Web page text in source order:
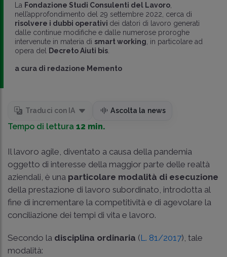
La Fondazione Studi Consulenti del Lavoro,
nell’approfondimento del 29 settembre 2022, cerca di
risolvere i dubbi operativi dei datori di lavoro generati
dalle continue modifiche e dalle numerose proroghe
intervenute in materia di smart working , in particolare ad
opera del Decreto Aiuti bis.
a cura di redazione Memento
Traduci con IA Ascolta la news
Tempo di lettura 12 min.
Il lavoro agile, diventato a causa della pandemia
oggetto di interesse della maggior parte delle realtà
aziendali, è una particolare modalità di esecuzione
della prestazione di lavoro subordinato, introdotta al
fine di incrementare la competitività e di agevolare la
conciliazione dei tempi di vita e lavoro.
Secondo la disciplina ordinaria (L. 81/2017), tale
modalità: